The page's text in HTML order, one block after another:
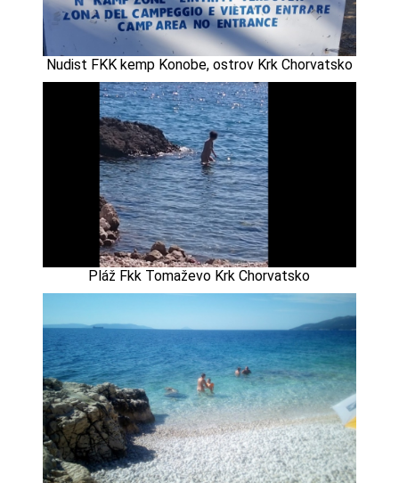
Nudist FKK kemp Konobe, ostrov Krk Chorvatsko
Pláž Fkk Tomaževo Krk Chorvatsko